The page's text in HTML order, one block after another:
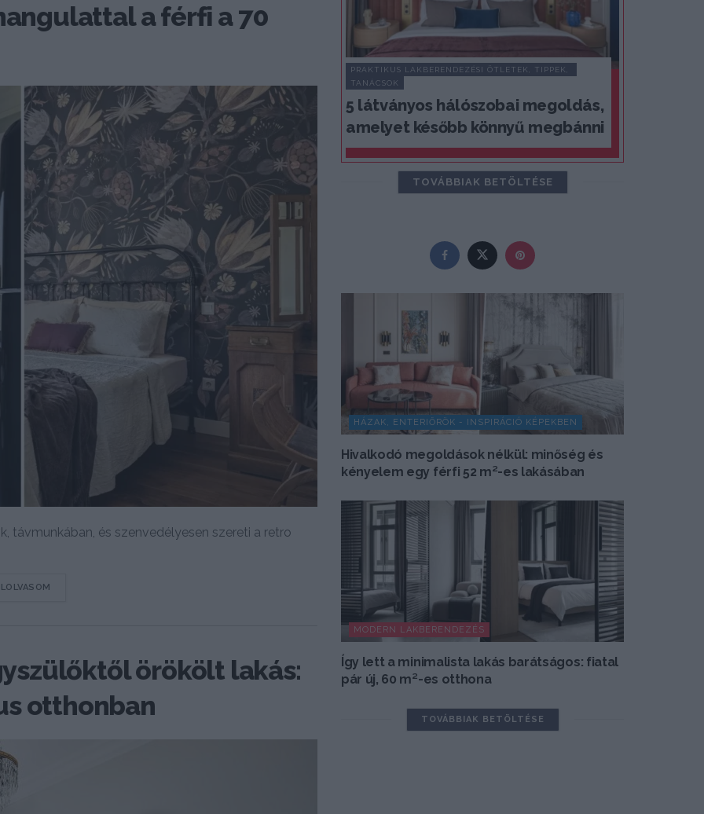
a férfi a 70
távmunkában, és szenvedélyesen szereti a retro
örökölt lakás:
otthonban
PRAKTIKUS LAKBERENDEZÉSI ÖTLETEK, TIPPEK,
TANÁCSOK
5 látványos hálószobai megoldás,
amelyet később könnyű megbánni
TOVÁBBIAK BETÖLTÉSE
HÁZAK, ENTERIŐRÖK - INSPIRÁCIÓ KÉPEKBEN
Hivalkodó megoldások nélkül: minőség és
kényelem egy férfi 52 m²-es lakásában
MODERN LAKBERENDEZÉS
Így lett a minimalista lakás barátságos: fiatal
pár új, 60 m²-es otthona
TOVÁBBIAK BETÖLTÉSE